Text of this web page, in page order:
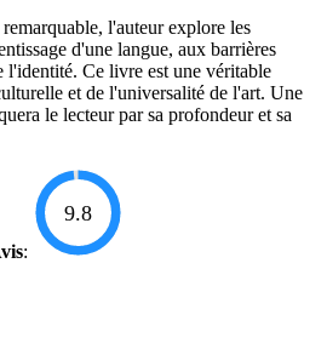
l'auteur explore les
d'une langue, aux barrières
l'identité. Ce livre est une véritable
et de l'universalité de l'art. Une
le lecteur par sa profondeur et sa
:
9.8